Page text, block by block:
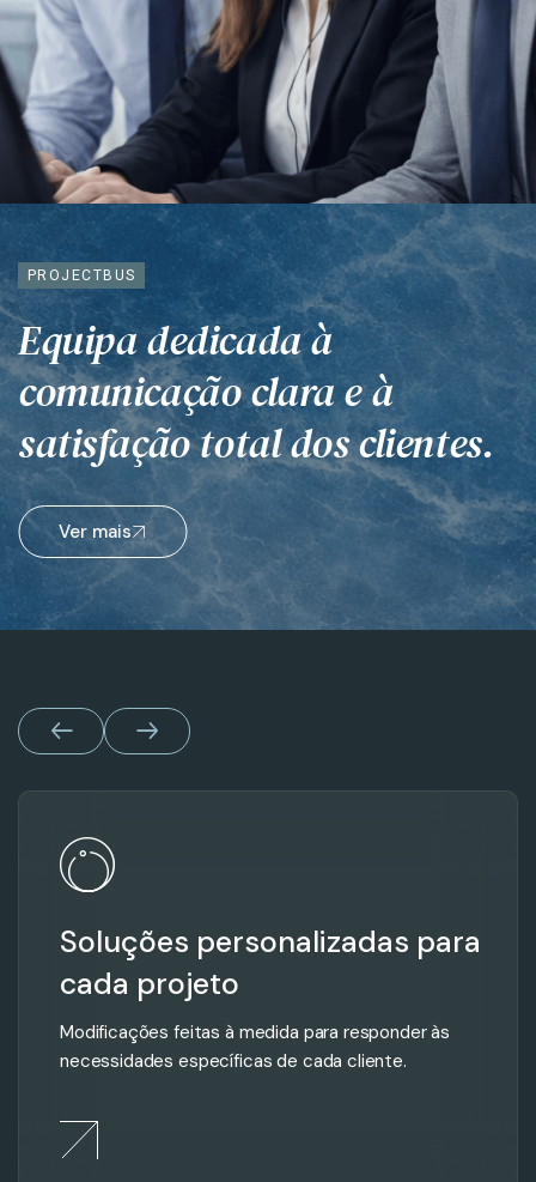
PROJECTBUS
Equipa dedicada à
comunicação clara e à
satisfação total dos clientes.
Ver mais
Soluções personalizadas para
cada projeto
Modificações feitas à medida para responder às
necessidades específicas de cada cliente.